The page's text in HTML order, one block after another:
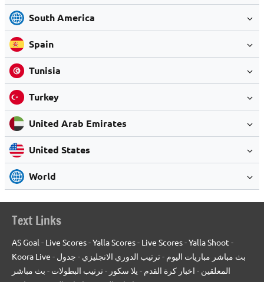
South America
Spain
Tunisia
Turkey
United Arab Emirates
United States
World
Text Links
AS Goal - Live Scores-Yalla Scores- Live Scores-Yalla Shoot -
Koora Live - بث مباشر مباريات اليوم -ترتيب الدوري الانجليزي - جدول
المعلقين - اخبار كرة القدم - يلا سكور -ترتيب البطولات - بث مباشر